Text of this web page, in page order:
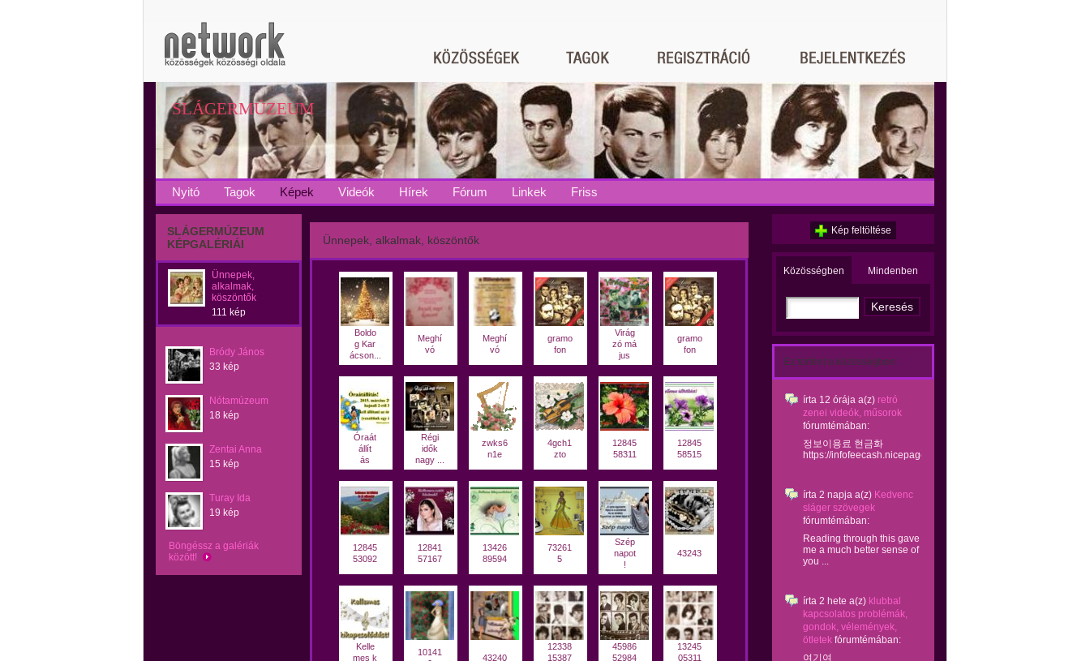
SLÁGERMÚZEUM
Nyitó Tagok Képek Videók Hírek Fórum Linkek Friss
SLÁGERMÚZEUM
KÉPGALÉRIÁI
Ünnepek,
alkalmak,
köszöntők
111 kép
Bródy János
33 kép
Nótamúzeum
18 kép
Zentai Anna
15 kép
Turay Ida
19 kép
Böngéssz a galériák
között!
Ünnepek, alkalmak, köszöntők
Boldo
g Kar
ácson...
Meghí
vó
Meghí
vó
gramo
fon
Virág
zó má
jus
gramo
fon
Óraát
állít
ás
Régi
idők
nagy ...
zwks6
n1e
4gch1
zto
12845
58311
12845
58515
12845
53092
12841
57167
13426
89594
73261
5
Szép
napot
!
43243
Kelle
mes k
10141
43240
12338
15387
45986
52984
13245
05311
Kép feltöltése
Közösségben Mindenben
Ez történt a közösségben:
írta 12 órája a(z) retró
zenei videók, műsorok
fórumtémában:
정보이용료 현금화
https://infofeecash.nicepage...
írta 2 napja a(z) Kedvenc
sláger szövegek
fórumtémában:
Reading through this gave
me a much better sense of
you ...
írta 2 hete a(z) klubbal
kapcsolatos problémák,
gondok, vélemények,
ötletek fórumtémában:
여기여